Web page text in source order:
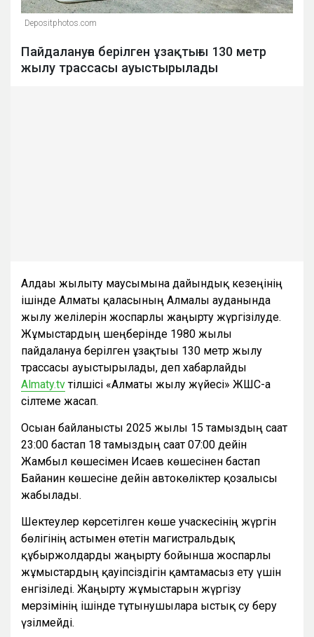
Depositphotos.com
Пайдалануға берілген ұзақтығы 130 метр
жылу трассасы ауыстырылады
Алдағы жылыту маусымына дайындық кезеңінің
ішінде Алматы қаласының Алмалы ауданында
жылу желілерін жоспарлы жаңғырту жүргізілуде.
Жұмыстардың шеңберінде 1980 жылы
пайдалануға берілген ұзақтығы 130 метр жылу
трассасы ауыстырылады, деп хабарлайды
Almaty.tvтілшісі «Алматы жылу жүйесі» ЖШС-ға
сілтеме жасап.
Осыған байланысты 2025 жылғы 15 тамыздың сағат
23:00 бастап 18 тамыздың сағат 07:00 дейін
Жамбыл көшесімен Исаев көшесінен бастап
Байғанин көшесіне дейін автокөліктер қозғалысы
жабылады.
Шектеулер көрсетілген көше учаскесінің жүргін
бөлігінің астымен өтетін магистральдық
құбыржолдарды жаңғырту бойынша жоспарлы
жұмыстардың қауіпсіздігін қамтамасыз ету үшін
енгізіледі. Жаңғырту жұмыстарын жүргізу
мерзімінің ішінде тұтынушыларға ыстық су беру
үзілмейді.